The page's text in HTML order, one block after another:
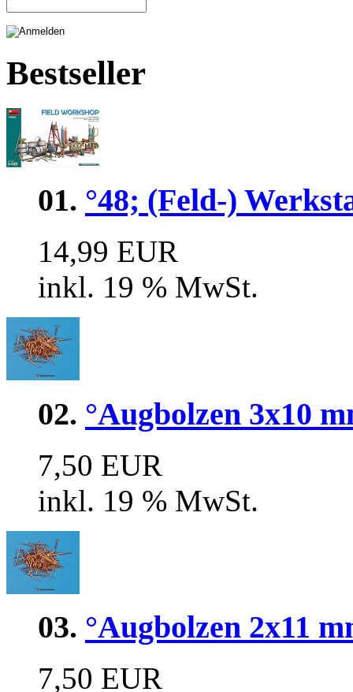
Bestseller
01. °48; (Feld-)
14,99 EUR
inkl. 19 % MwSt.
02. °Augbolzen 3x10
7,50 EUR
inkl. 19 % MwSt.
03. °Augbolzen 2x11
7,50 EUR